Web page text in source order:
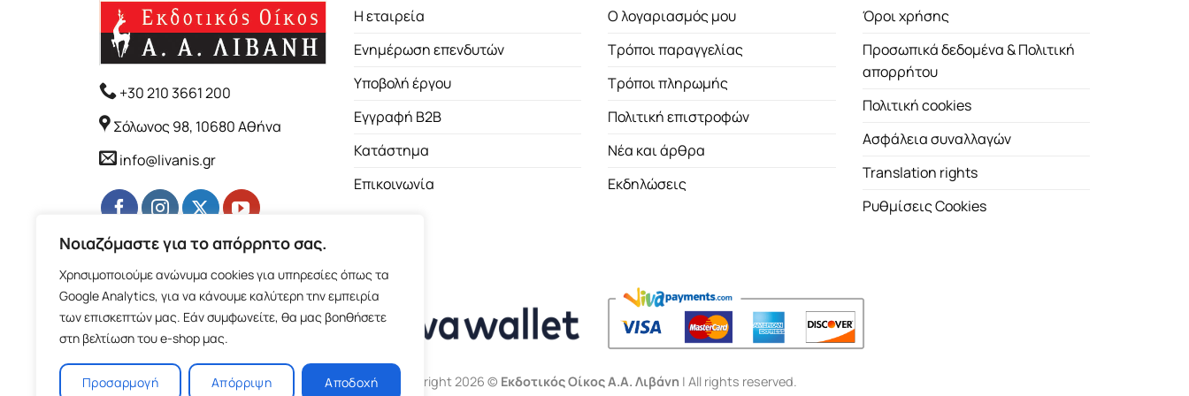
Νοιαζόμαστε για το απόρρητο σας.
Χρησιμοποιούμε ανώνυμα cookies για υπηρεσίες όπως τα
Google Analytics, για να κάνουμε καλύτερη την εμπειρία
των επισκεπτών μας. Εάν συμφωνείτε, θα μας βοηθήσετε
στη βελτίωση του e-shop μας.
Προσαρμογή Απόρριψη Αποδοχή
+30 210 3661 200
Σόλωνος 98, 10680 Αθήνα
info@livanis.gr
Η εταιρεία
Ενημέρωση επενδυτών
Υποβολή έργου
Εγγραφή B2B
Κατάστημα
Επικοινωνία
Ο λογαριασμός μου
Τρόποι παραγγελίας
Τρόποι πληρωμής
Πολιτική επιστροφών
Νέα και άρθρα
Εκδηλώσεις
Όροι χρήσης
Προσωπικά δεδομένα & Πολιτική
απορρήτου
Πολιτική cookies
Ασφάλεια συναλλαγών
Translation rights
Ρυθμίσεις Cookies
Copyright 2026 © Εκδοτικός Οίκος Α.Α. Λιβάνη | All rights reserved.